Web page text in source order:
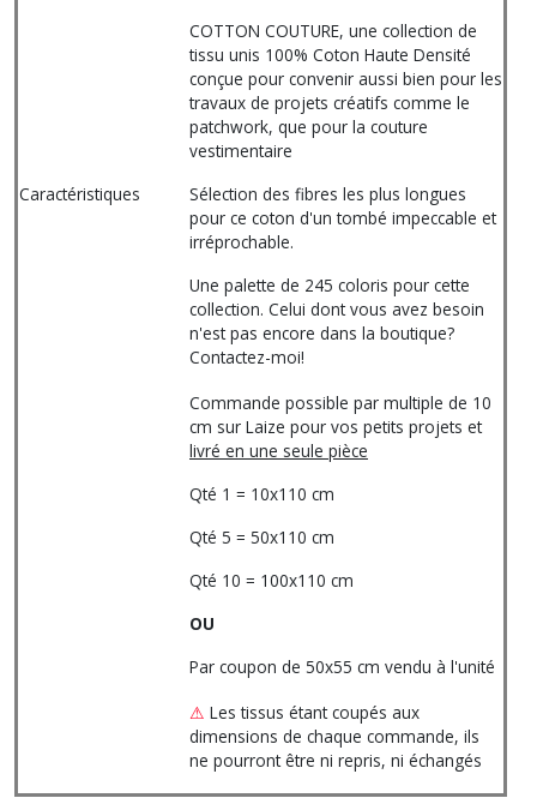
Caractéristiques
COTTON COUTURE, une collection de
tissu unis 100% Coton Haute Densité
conçue pour convenir aussi bien pour les
travaux de projets créatifs comme le
patchwork, que pour la couture
vestimentaire
Sélection des fibres les plus longues
pour ce coton d'un tombé impeccable et
irréprochable.
Une palette de 245 coloris pour cette
collection. Celui dont vous avez besoin
n'est pas encore dans la boutique?
Contactez-moi!
Commande possible par multiple de 10
cm sur Laize pour vos petits projets et
livré en une seule pièce
Qté 1 = 10x110 cm
Qté 5 = 50x110 cm
Qté 10 = 100x110 cm
OU
Par coupon de 50x55 cm vendu à l'unité
⚠ Les tissus étant coupés aux
dimensions de chaque commande, ils
ne pourront être ni repris, ni échangés